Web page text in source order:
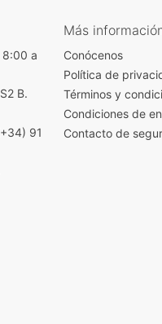
8:00 a
B.
91
Más
Conócenos
Política de
Términos y
Condiciones de
Contacto de